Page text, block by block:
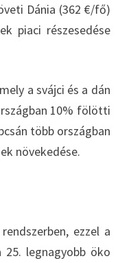
Dánia (362 €/fő)
piaci részesedése
a svájci és a dán
10% fölötti
több országban
növekedése.
ezzel a
legnagyobb öko